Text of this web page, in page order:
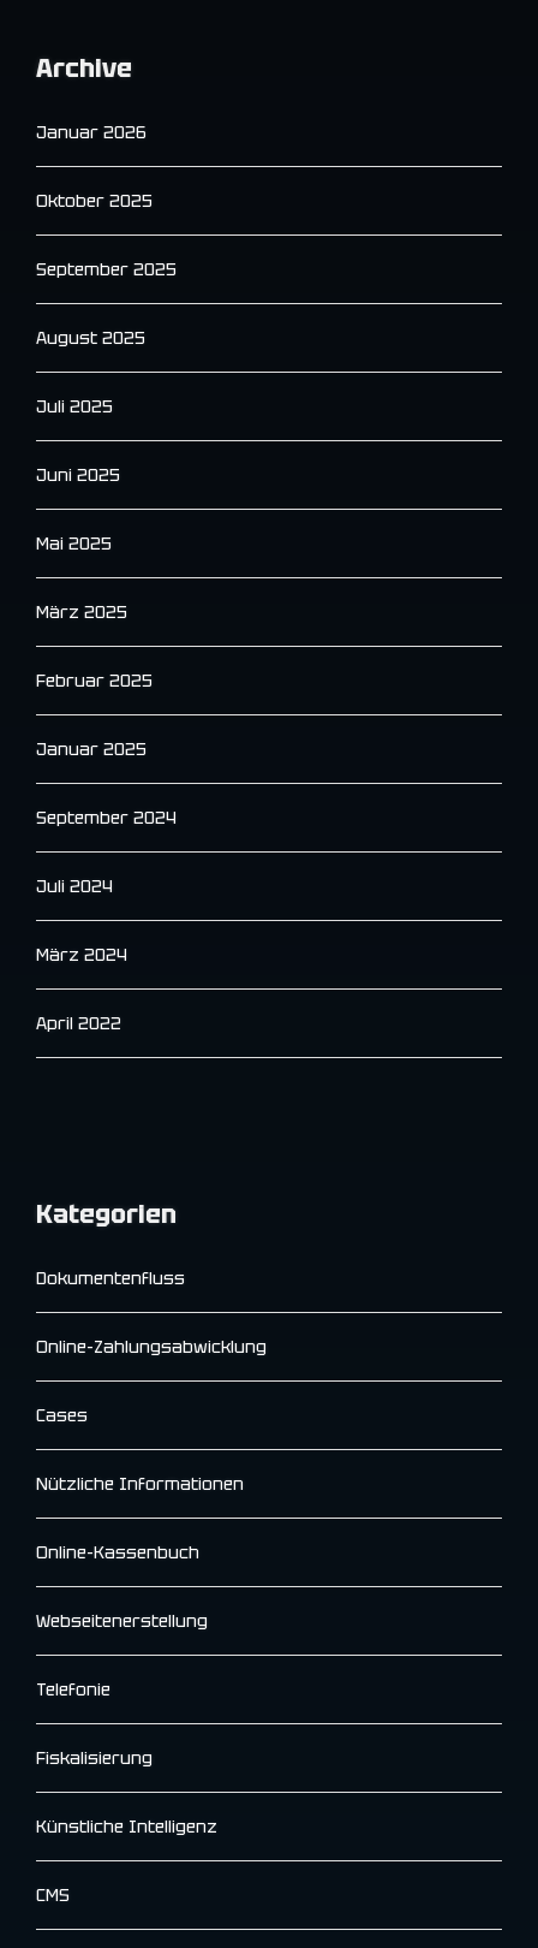
Archive
Januar 2026
Oktober 2025
September 2025
August 2025
Juli 2025
Juni 2025
Mai 2025
März 2025
Februar 2025
Januar 2025
September 2024
Juli 2024
März 2024
April 2022
Kategorien
Dokumentenfluss
Online-Zahlungsabwicklung
Cases
Nützliche Informationen
Online-Kassenbuch
Webseitenerstellung
Telefonie
Fiskalisierung
Künstliche Intelligenz
CMS